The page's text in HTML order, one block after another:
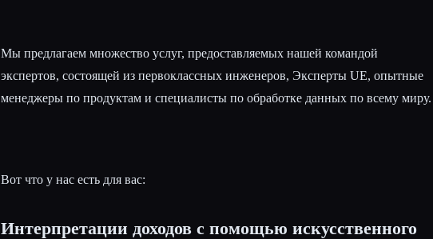
Мы предлагаем множество услуг, предоставляемых нашей командой
экспертов, состоящей из первоклассных инженеров, Эксперты UE, опытные
менеджеры по продуктам и специалисты по обработке данных по всему миру.
Вот что у нас есть для вас:
Интерпретации доходов с помощью искусственного